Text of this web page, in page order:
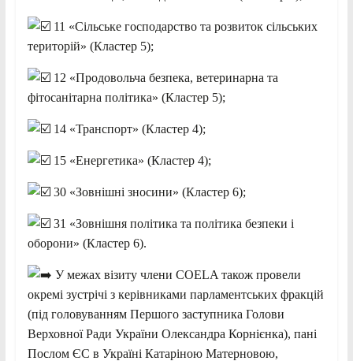
11 «Сільське господарство та розвиток сільських
територій» (Кластер 5);
12 «Продовольча безпека, ветеринарна та
фітосанітарна політика» (Кластер 5);
14 «Транспорт» (Кластер 4);
15 «Енергетика» (Кластер 4);
30 «Зовнішні зносини» (Кластер 6);
31 «Зовнішня політика та політика безпеки і
оборони» (Кластер 6).
У межах візиту члени COELA також провели
окремі зустрічі з керівниками парламентських фракцій
(під головуванням Першого заступника Голови
Верховної Ради України Олександра Корнієнка), пані
Послом ЄС в Україні Катаріною Матерновою,